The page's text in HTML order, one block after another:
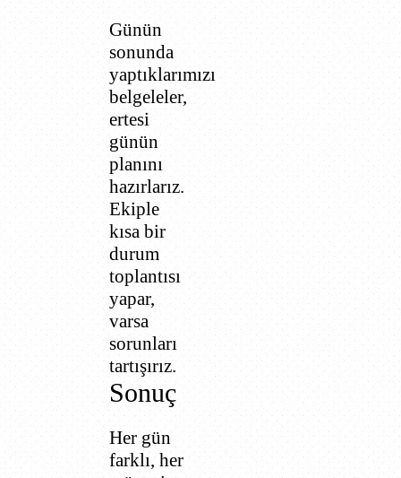
Günün
sonunda
yaptıklarımızı
belgeleler,
ertesi
günün
planını
hazırlarız.
Ekiple
kısa bir
durum
toplantısı
yapar,
varsa
sorunları
tartışırız.
Sonuç
Her gün
farklı, her